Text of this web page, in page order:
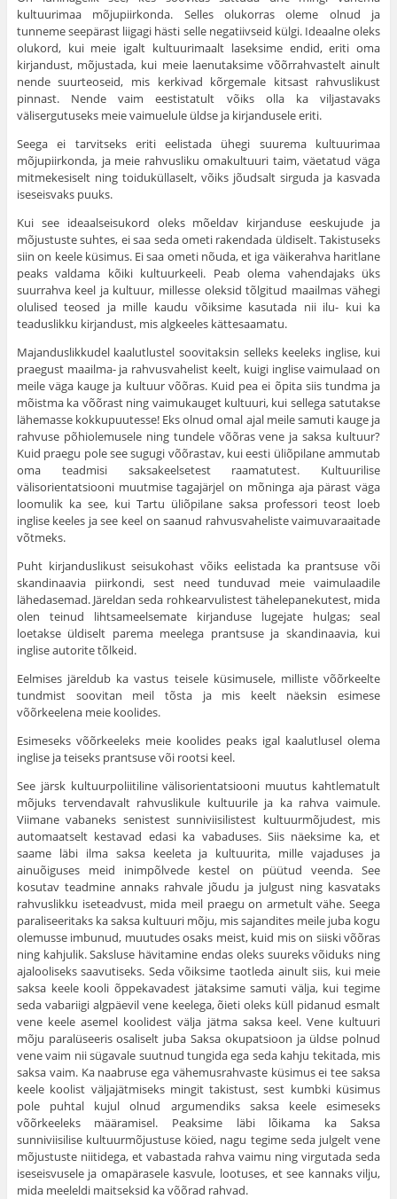
kultuurimaa mõjupiirkonda. Selles olukorras oleme olnud ja
tunneme seepärast liigagi hästi selle negatiivseid külgi. Ideaalne oleks
olukord, kui meie igalt kultuu­rimaalt laseksime endid, eriti oma
kirjandust, mõjustada, kui meie laenutaksime võõrrahvastelt ainult
nende suurteoseid, mis kerkivad kõrgemale kitsast rahvuslikust
pinnast. Nende vaim eestistatult võiks olla ka viljastavaks
välisergutuseks meie vaimuelule üldse ja kirjandusele eriti.
Seega ei tarvitseks eriti eelistada ühegi suurema kultuurimaa
mõjupiir­konda, ja meie rahvusliku omakultuuri taim, väetatud väga
mitmekesiselt ning toiduküllaselt, võiks jõudsalt sirguda ja kasvada
iseseisvaks puuks.
Kui see ideaalseisukord oleks mõeldav kirjanduse eeskujude ja
mõjus­tuste suhtes, ei saa seda ometi rakendada üldiselt. Takistuseks
siin on keele küsimus. Ei saa ometi nõuda, et iga väikerahva haritlane
peaks valdama kõiki kultuurkeeli. Peab olema vahendajaks üks
suurrahva keel ja kultuur, millesse oleksid tõlgitud maailmas vähegi
olulised teosed ja mille kaudu võiksime kasu­tada nii ilu- kui ka
teaduslikku kirjandust, mis algkeeles kättesaamatu.
Majanduslikkudel kaalutlustel soovitaksin selleks keeleks inglise, kui
praegust maailma- ja rahvusvahelist keelt, kuigi inglise vaimulaad on
meile väga kauge ja kultuur võõras. Kuid pea ei õpita siis tundma ja
mõistma ka võõrast ning vaimukauget kultuuri, kui sellega satutakse
lähemasse kokkupuu­tesse! Eks olnud omal ajal meile samuti kauge ja
rahvuse põhiolemusele ning tundele võõras vene ja saksa kultuur?
Kuid praegu pole see sugugi võõrastav, kui eesti üliõpilane ammutab
oma teadmisi saksakeelsetest raamatutest. Kul­tuurilise
välisorientatsiooni muutmise tagajärjel on mõninga aja pärast väga
loomulik ka see, kui Tartu üliõpilane saksa professori teost loeb
inglise kee­les ja see keel on saanud rahvusvaheliste vaimuvaraaitade
võtmeks.
Puht kirjanduslikust seisukohast võiks eelistada ka prantsuse või
skandi­naavia piirkondi, sest need tunduvad meie vaimulaadile
lähedasemad. Järel­dan seda rohkearvulistest tähelepanekutest, mida
olen teinud lihtsameelsemate kirjanduse lugejate hulgas; seal
loetakse üldiselt parema meelega prantsuse ja skandinaavia, kui
inglise autorite tõlkeid.
Eelmises järeldub ka vastus teisele küsimusele, milliste võõrkeelte
tund­mist soovitan meil tõsta ja mis keelt näeksin esimese
võõrkeelena meie koolides.
Esimeseks võõrkeeleks meie koolides peaks igal kaalutlusel olema
inglise ja teiseks prantsuse või rootsi keel.
See järsk kultuurpoliitiline välisorientatsiooni muutus kahtlematult
mõ­juks tervendavalt rahvuslikule kultuurile ja ka rahva vaimule.
Viimane vaba­neks senistest sunniviisilistest kultuurmõjudest, mis
automaatselt kestavad edasi ka vabaduses. Siis näeksime ka, et
saame läbi ilma saksa keeleta ja kultuurita, mille vajaduses ja
ainuõiguses meid inimpõlvede kestel on püütud veenda. See
kosutav teadmine annaks rahvale jõudu ja julgust ning kasva­taks
rahvuslikku iseteadvust, mida meil praegu on armetult vähe. Seega
paraliseeritaks ka saksa kultuuri mõju, mis sajandites meile juba kogu
olemusse imbunud, muutudes osaks meist, kuid mis on siiski võõras
ning kahjulik. Saks­luse hävitamine endas oleks suureks võiduks ning
ajalooliseks saavutiseks. Seda võiksime taotleda ainult siis, kui meie
saksa keele kooli õppekavadest jätaksime samuti välja, kui tegime
seda vabariigi algpäevil vene keelega, õieti oleks küll pidanud esmalt
vene keele asemel koolidest välja jätma saksa keel. Vene kultuuri
mõju paralüseeris osaliselt juba Saksa okupatsioon ja üldse polnud
vene vaim nii sügavale suutnud tungida ega seda kahju tekitada, mis
saksa vaim. Ka naabruse ega vähemusrahvaste küsimus ei tee saksa
keele koo­list väljajätmiseks mingit takistust, sest kumbki küsimus
pole puhtal kujul olnud argumendiks saksa keele esimeseks
võõrkeeleks määramisel. Peaksime läbi lõikama ka Saksa
sunniviisilise kultuurmõjustuse köied, nagu tegime seda julgelt vene
mõjustuste niitidega, et vabastada rahva vaimu ning virgutada seda
iseseisvusele ja omapärasele kasvule, lootuses, et see kannaks vilju,
mida meeleldi maitseksid ka võõrad rahvad.